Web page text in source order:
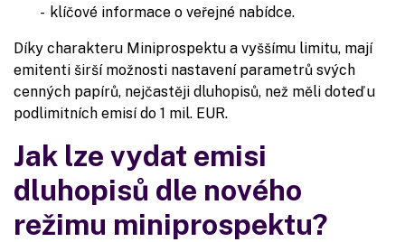
klíčové informace o veřejné nabídce.
Díky charakteru Miniprospektu a vyššímu limitu, mají
emitenti širší možnosti nastavení parametrů svých
cenných papírů, nejčastěji dluhopisů, než měli doteď u
podlimitních emisí do 1 mil. EUR.
Jak lze vydat emisi
dluhopisů dle nového
režimu miniprospektu?